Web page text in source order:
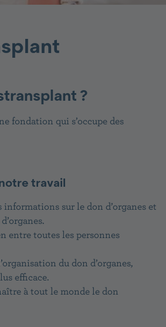
?
fondation qui s’occupe des
travail
informations sur le don d’organes et
entre toutes les personnes
du don d’organes,
efficace.
à tout le monde le don